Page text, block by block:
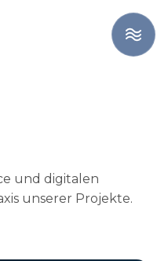
und digitalen
unserer Projekte.